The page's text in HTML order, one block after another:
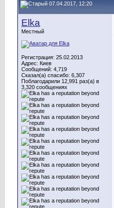
07.04.2017, 12:20
Elka
Местный
Регистрация: 25.02.2013
Адрес: Киев
Сообщений: 4,719
Сказал(а) спасибо: 6,307
Поблагодарили 12,991 раз(а) в
3,320 сообщениях